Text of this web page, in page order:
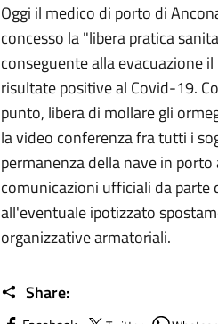
Oggi il medico di porto di
concesso la "libera pratica
conseguente alla evacuazione
risultate positive al Covid-19.
punto, libera di mollare gli
la video conferenza fra tutti i
permanenza della nave in
comunicazioni ufficiali da parte
all'eventuale ipotizzato
organizzative armatoriali.
Share: